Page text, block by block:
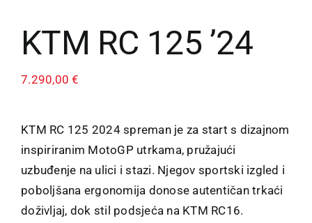
KTM RC 125 ’24
7.290,00€
KTM RC 125 2024 spreman je za start s dizajnom
inspiriranim MotoGP utrkama, pružajući
uzbuđenje na ulici i stazi. Njegov sportski izgled i
poboljšana ergonomija donose autentičan trkaći
doživljaj, dok stil podsjeća na KTM RC16.